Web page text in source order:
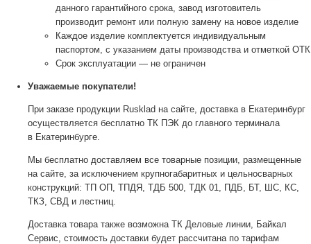
данного гарантийного срока, завод изготовитель
производит ремонт или полную замену на новое изделие
Каждое изделие комплектуется индивидуальным
паспортом, с указанием даты производства и отметкой ОТК
Срок эксплуатации — не ограничен
Уважаемые покупатели!
При заказе продукции Rusklad на сайте, доставка в Екатеринбург
осуществляется бесплатно ТК ПЭК до главного терминала
в Екатеринбурге.
Мы бесплатно доставляем все товарные позиции, размещенные
на сайте, за исключением крупногабаритных и цельносварных
конструкций: ТП ОП, ТПДЯ, ТДБ 500, ТДК 01, ПДБ, БТ, ШС, КС,
ТКЗ, СВД и лестниц.
Доставка товара также возможна ТК Деловые линии, Байкал
Сервис, стоимость доставки будет рассчитана по тарифам